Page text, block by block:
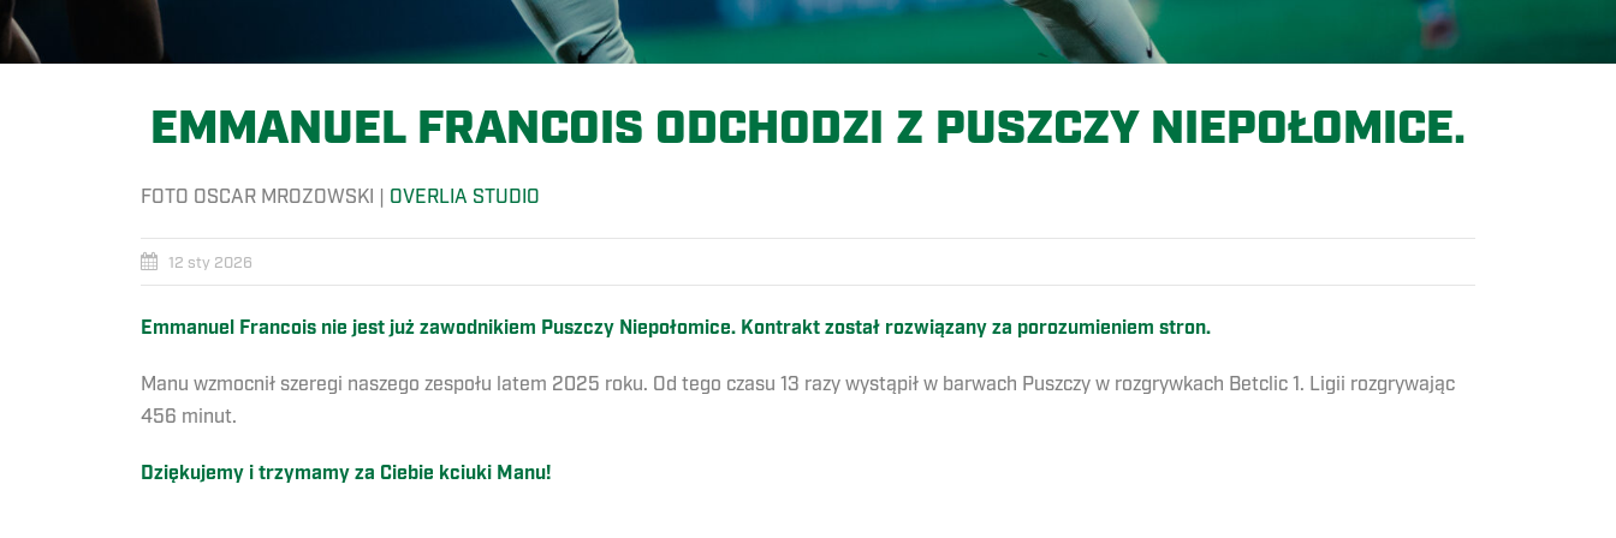
EMMANUEL FRANCOIS ODCHODZI Z PUSZCZY NIEPOŁOMICE.
FOTO OSCAR MROZOWSKI | OVERLIA STUDIO
12 sty 2026
Emmanuel Francois nie jest już zawodnikiem Puszczy Niepołomice. Kontrakt został rozwiązany za porozumieniem stron.
Manu wzmocnił szeregi naszego zespołu latem 2025 roku. Od tego czasu 13 razy wystąpił w barwach Puszczy w rozgrywkach Betclic 1. Ligii rozgrywając
456 minut.
Dziękujemy i trzymamy za Ciebie kciuki Manu!